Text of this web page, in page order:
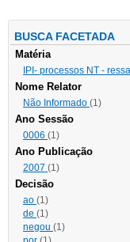
BUSCA FACETADA
Matéria
IPI- processos NT - ressa
Nome Relator
Não Informado (1)
Ano Sessão
0006 (1)
Ano Publicação
2007 (1)
Decisão
ao (1)
de (1)
negou (1)